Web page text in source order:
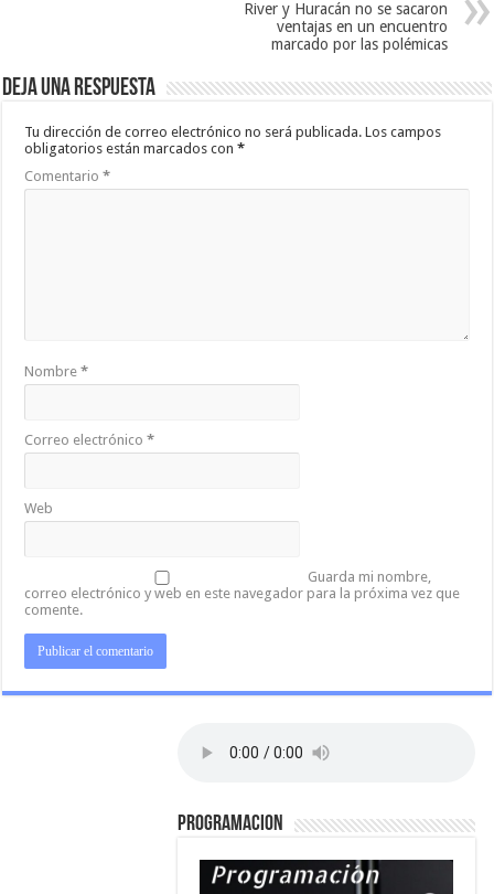
River y Huracán no se sacaron
ventajas en un encuentro
marcado por las polémicas
Deja una respuesta
Tu dirección de correo electrónico no será publicada. Los campos
obligatorios están marcados con*
Comentario*
Nombre*
Correo electrónico*
Web
Guarda mi nombre,
correo electrónico y web en este navegador para la próxima vez que
comente.
PROGRAMACION